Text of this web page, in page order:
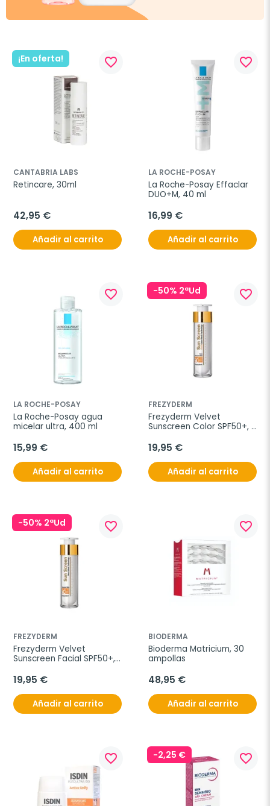
¡En oferta! favorite_border
CANTABRIA LABS
Retincare, 30ml
42,95 €
Añadir al carrito
favorite_border
LA ROCHE-POSAY
La Roche-Posay Effaclar
DUO+M, 40 ml
16,99 €
Añadir al carrito
favorite_border
LA ROCHE-POSAY
La Roche-Posay agua
micelar ultra, 400 ml
15,99 €
Añadir al carrito
-50% 2ªUd favorite_border
FREZYDERM
Frezyderm Velvet
Sunscreen Color SPF50+,
19,95 €
Añadir al carrito
-50% 2ªUd favorite_border
FREZYDERM
Frezyderm Velvet
Sunscreen Facial SPF50+,
19,95 €
Añadir al carrito
favorite_border
BIODERMA
Bioderma Matricium, 30
ampollas
48,95 €
Añadir al carrito
favorite_border -2,25 € favorite_border